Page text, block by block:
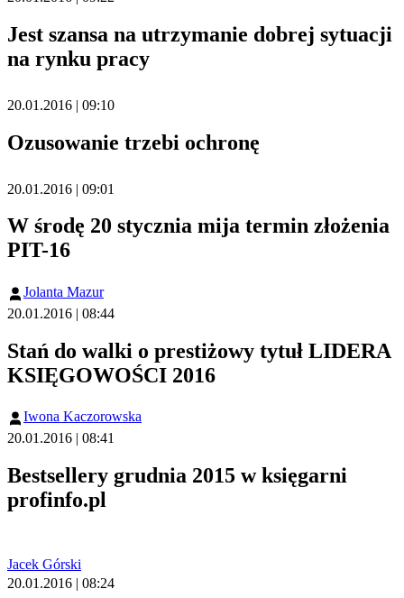
Jest szansa na utrzymanie dobrej sytuacji
na rynku pracy
20.01.2016 | 09:10
Ozusowanie trzebi ochronę
20.01.2016 | 09:01
W środę 20 stycznia mija termin złożenia
PIT-16
Jolanta Mazur
20.01.2016 | 08:44
Stań do walki o prestiżowy tytuł LIDERA
KSIĘGOWOŚCI 2016
Iwona Kaczorowska
20.01.2016 | 08:41
Bestsellery grudnia 2015 w księgarni
profinfo.pl
Jacek Górski
20.01.2016 | 08:24